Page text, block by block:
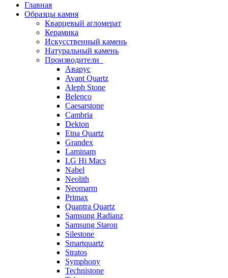
Главная
Образцы камня
Кварцевый агломерат
Керамика
Искусственный камень
Натуральный камень
Производители
Аварус
Avant Quartz
Aleph Stone
Belenco
Caesarstone
Cambria
Dekton
Etna Quartz
Grandex
Laminam
LG Hi Macs
Nabel
Neolith
Neomarm
Primax
Quantra Quartz
Samsung Radianz
Samsung Staron
Silestone
Smartquartz
Stratos
Symphony
Technistone